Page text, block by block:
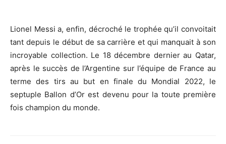
Lionel Messi a, enfin, décroché le trophée qu’il convoitait
tant depuis le début de sa carrière et qui manquait à son
incroyable collection. Le 18 décembre dernier au Qatar,
après le succès de l’Argentine sur l’équipe de France au
terme des tirs au but en finale du Mondial 2022, le
septuple Ballon d’Or est devenu pour la toute première
fois champion du monde.